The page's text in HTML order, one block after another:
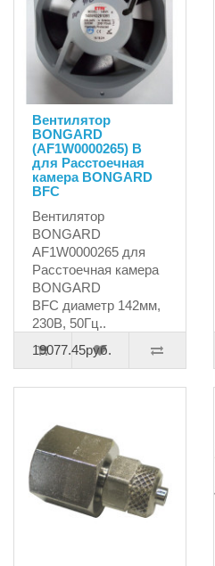
Вентилятор
BONGARD
(AF1W0000265) B
для Расстоечная
камера BONGARD
BFC
Вентилятор
BONGARD
AF1W0000265 для
Расстоечная камера
BONGARD
BFC диаметр 142мм,
230В, 50Гц..
19077.45руб.